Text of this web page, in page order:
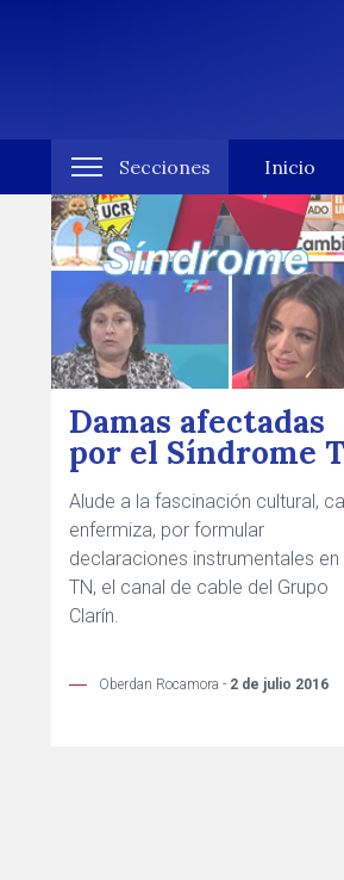
Secciones Inicio
Damas afectadas
por el Síndrome
Alude a la fascinación cultural,
enfermiza, por formular
declaraciones instrumentales en
TN, el canal de cable del Grupo
Clarín.
Oberdan Rocamora - 2 de julio 2016